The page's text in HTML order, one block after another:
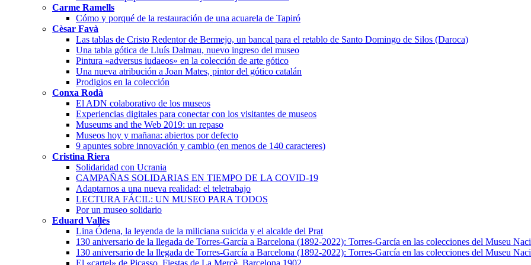
Carme Ramells
Cómo y porqué de la restauración de una acuarela de Tapiró
Cèsar Favà
Las tablas de Cristo Redentor de Bermejo, un bancal para el retablo de Santo Domingo de Silos (Daroca)
Una tabla gótica de Lluís Dalmau, nuevo ingreso del museo
Pintura «adversus iudaeos» en la colección de arte gótico
Una nueva atribución a Joan Mates, pintor del gótico catalán
Prodigios en la colección
Conxa Rodà
El ADN colaborativo de los museos
Experiencias digitales para conectar con los visitantes de museos
Museums and the Web 2019: un repaso
Museos hoy y mañana: abiertos por defecto
9 apuntes sobre innovación y cambio (en menos de 140 caracteres)
Cristina Riera
Solidaridad con Ucrania
CAMPAÑAS SOLIDARIAS EN TIEMPO DE LA COVID-19
Adaptarnos a una nueva realidad: el teletrabajo
LECTURA FÁCIL: UN MUSEO PARA TODOS
Por un museo solidario
Eduard Vallès
Lina Ódena, la leyenda de la miliciana suicida y el alcalde del Prat
130 aniversario de la llegada de Torres-García a Barcelona (1892-2022): Torres-García en las colecciones del Museu
130 aniversario de la llegada de Torres-García a Barcelona (1892-2022): Torres-García en las colecciones del Museu
El «cartel» de Picasso. Fiestas de La Mercè, Barcelona 1902